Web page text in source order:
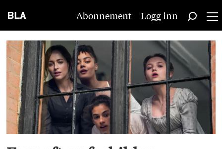
Abonnement Logg inn
Tag:
thea
sundstedt
baugstø